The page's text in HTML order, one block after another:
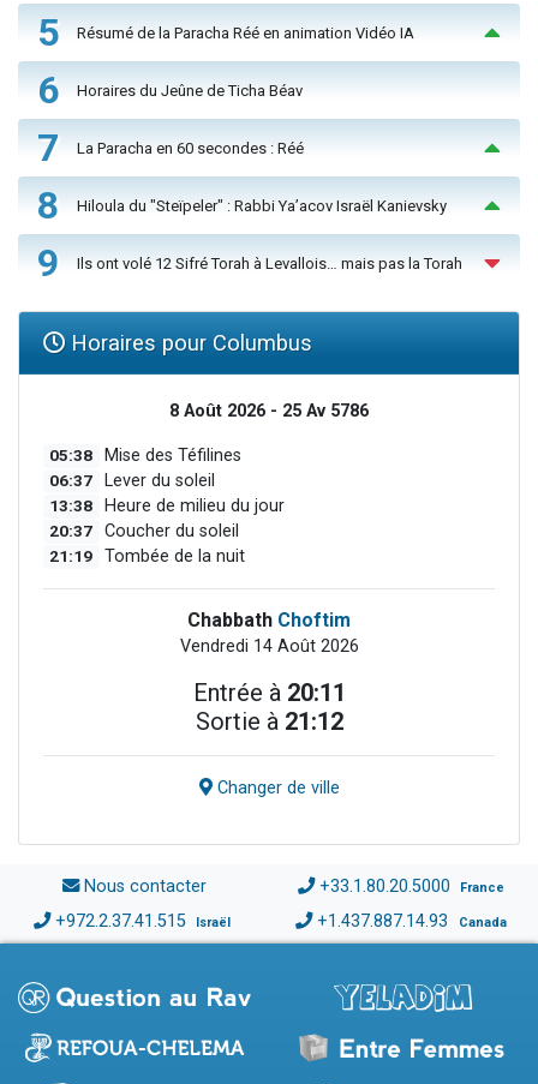
5 Résumé de la Paracha Réé en animation Vidéo IA
6 Horaires du Jeûne de Ticha Béav
7 La Paracha en 60 secondes : Réé
8 Hiloula du "Steïpeler" : Rabbi Ya’acov Israël Kanievsky
9 Ils ont volé 12 Sifré Torah à Levallois… mais pas la Torah
Horaires pour Columbus
8 Août 2026 - 25 Av 5786
05:38 Mise des Téfilines
06:37 Lever du soleil
13:38 Heure de milieu du jour
20:37 Coucher du soleil
21:19 Tombée de la nuit
Chabbath Choftim
Vendredi 14 Août 2026
Entrée à 20:11
Sortie à 21:12
Changer de ville
Nous contacter +33.1.80.20.5000 France
+972.2.37.41.515 Israël +1.437.887.14.93 Canada